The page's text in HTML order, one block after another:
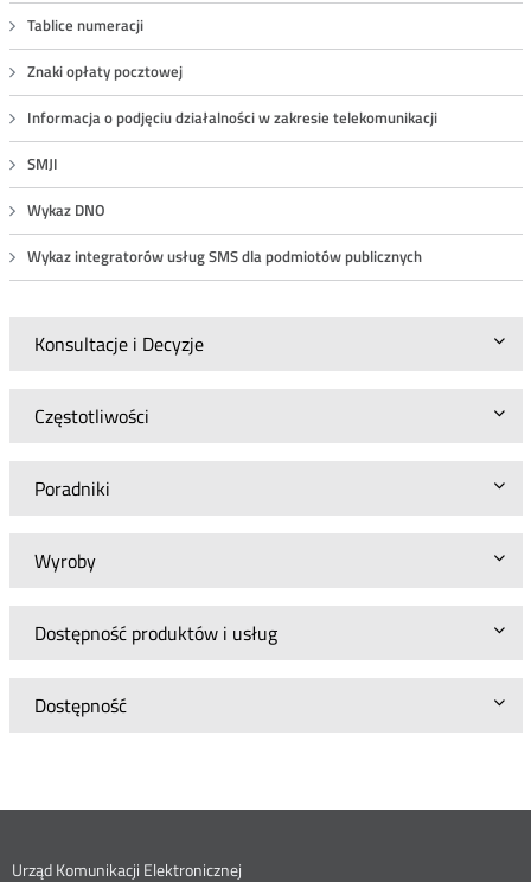
Tablice numeracji
Znaki opłaty pocztowej
Informacja o podjęciu działalności w zakresie telekomunikacji
SMJI
Wykaz DNO
Wykaz integratorów usług SMS dla podmiotów publicznych
Konsultacje i Decyzje
Częstotliwości
Poradniki
Wyroby
Dostępność produktów i usług
Dostępność
Urząd Komunikacji Elektronicznej